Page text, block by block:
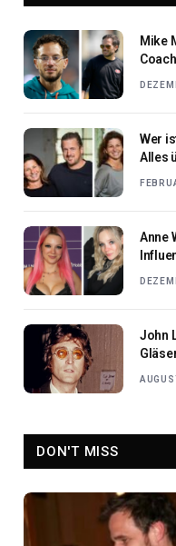
Mike
Wer
Alles
Anne
John
DON'T MISS